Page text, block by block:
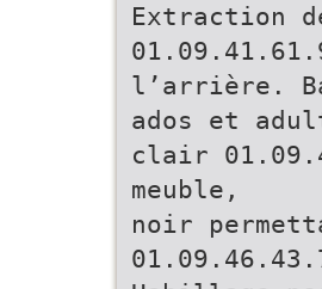
Extraction
l’arrière.
ados et
clair
meuble,
noir